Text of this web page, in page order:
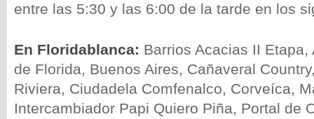
entre las 5:30 y las 6:00 de la tarde en los
En Floridablanca: Barrios Acacias II
de Florida, Buenos Aires, Cañaveral
Riviera, Ciudadela Comfenalco, Corveíca,
Intercambiador Papi Quiero Piña, Portal de